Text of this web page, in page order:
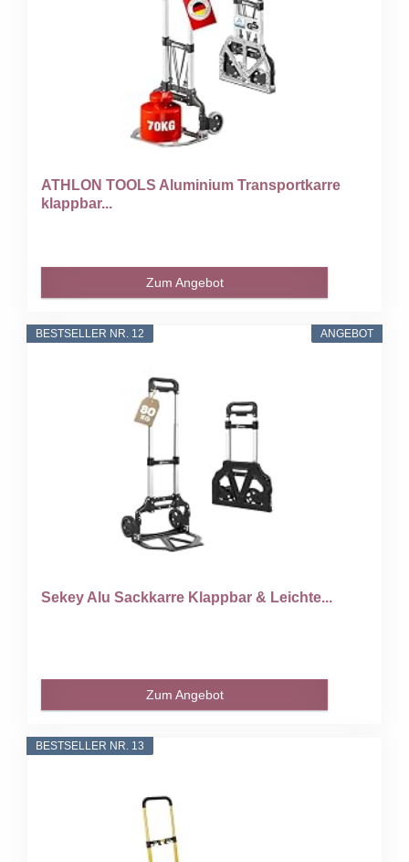
ATHLON TOOLS Aluminium Transportkarre
klappbar...
Zum Angebot
ANGEBOT
BESTSELLER NR. 12
Sekey Alu Sackkarre Klappbar & Leichte...
Zum Angebot
BESTSELLER NR. 13